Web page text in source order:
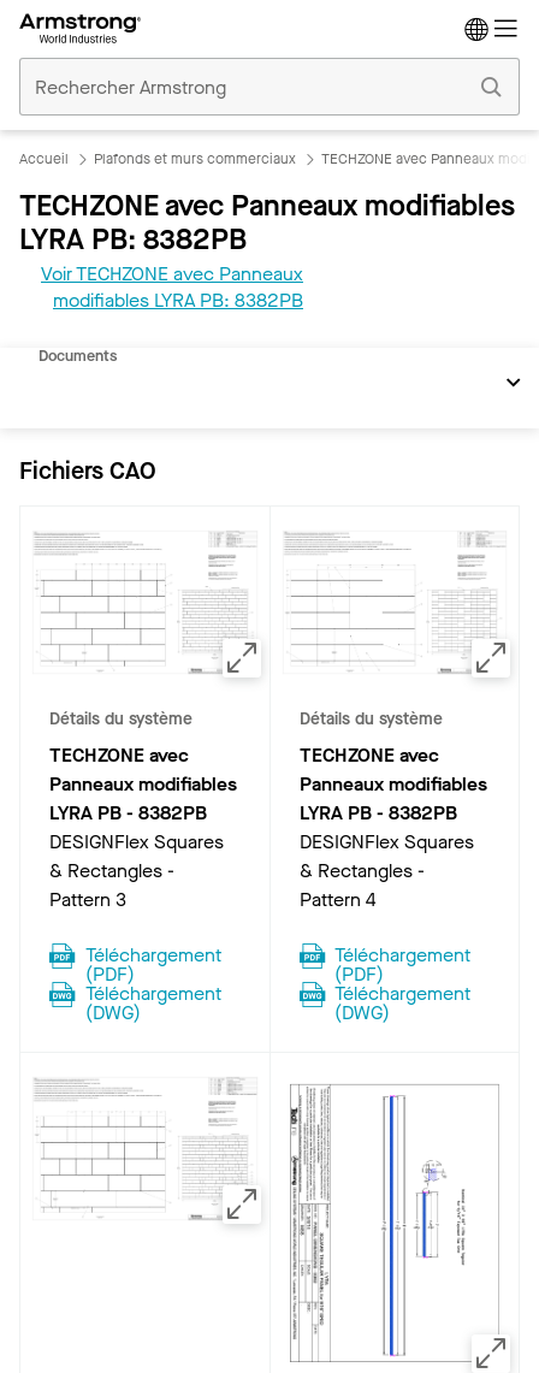
Plafonds
Commerciaux
Accueil Plafonds et murs commerciaux TECHZONE avec Panneaux
TECHZONE avec Panneaux modifiables
LYRA PB: 8382PB
Voir TECHZONE avec Panneaux
modifiables LYRA PB: 8382PB
REVIT
Documents
Fichiers CAO
Détails du système
TECHZONE avec
Panneaux modifiables
LYRA PB- 8382PB
DESIGNFlex Squares
& Rectangles -
Pattern 3
Téléchargement
(PDF)
Téléchargement
(DWG)
Détails du système
TECHZONE avec
Panneaux modifiables
LYRA PB- 8382PB
DESIGNFlex Squares
& Rectangles -
Pattern 4
Téléchargement
(PDF)
Téléchargement
(DWG)